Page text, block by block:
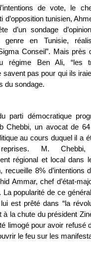
de vote, le
d’opposition tunisien,
d’un sondage
genre en Tunisie,
Conseil”. Mais près
régime Ben Ali, “les
savent pas pour qui ils
du sondage.
parti démocratique
Chebbi, un avocat de
au cours duquel il a
reprises. M.
régional et local dans
recueille 8% d’intentions
Ammar, chef d’état-
La popularité de ce
est prêté dans “la
à la chute du président
limogé pour avoir refusé
le feu sur les